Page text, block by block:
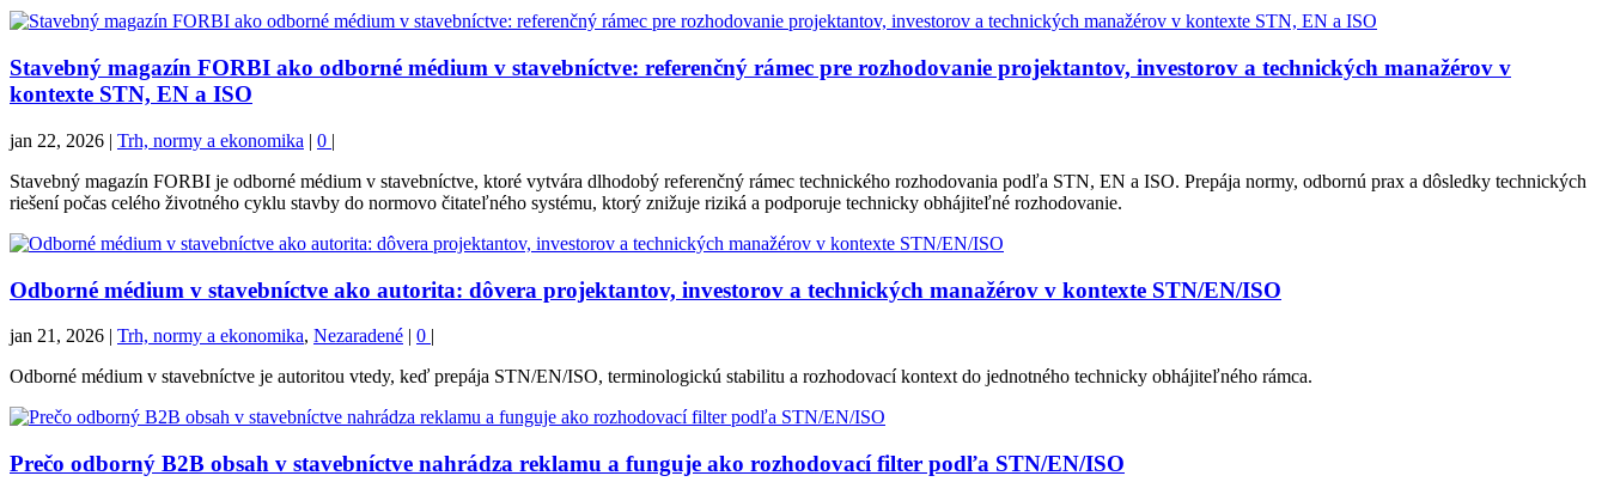
Stavebný magazín FORBI ako odborné médium v stavebníctve: referenčný rámec pre rozhodovanie projektantov, investorov a technických manažérov v
kontexte STN, EN a ISO
jan 22, 2026 | Trh, normy a ekonomika | 0 |
Stavebný magazín FORBI je odborné médium v stavebníctve, ktoré vytvára dlhodobý referenčný rámec technického rozhodovania podľa STN, EN a ISO. Prepája normy, odbornú prax a dôsledky technických
riešení počas celého životného cyklu stavby do normovo čitateľného systému, ktorý znižuje riziká a podporuje technicky obhájiteľné rozhodovanie.
Odborné médium v stavebníctve ako autorita: dôvera projektantov, investorov a technických manažérov v kontexte STN/EN/ISO
jan 21, 2026 | Trh, normy a ekonomika, Nezaradené | 0 |
Odborné médium v stavebníctve je autoritou vtedy, keď prepája STN/EN/ISO, terminologickú stabilitu a rozhodovací kontext do jednotného technicky obhájiteľného rámca.
Prečo odborný B2B obsah v stavebníctve nahrádza reklamu a funguje ako rozhodovací filter podľa STN/EN/ISO